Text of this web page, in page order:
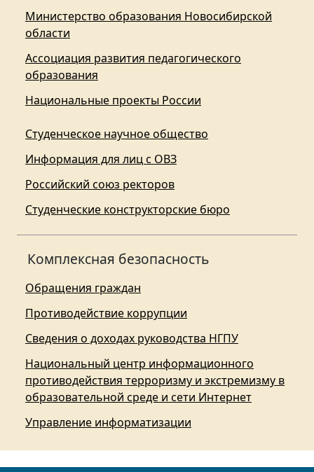
Министерство образования Новосибирской
области
Ассоциация развития педагогического
образования
Национальные проекты России
Студенческое научное общество
Информация для лиц с ОВЗ
Российский союз ректоров
Студенческие конструкторские бюро
Комплексная безопасность
Обращения граждан
Противодействие коррупции
Сведения о доходах руководства НГПУ
Национальный центр информационного
противодействия терроризму и экстремизму в
образовательной среде и сети Интернет
Управление информатизации